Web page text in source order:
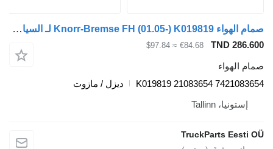
صمام الهواء Knorr-Bremse FH (01.05-) K019819 لـ السيارات القاطرة Volvo FH12, FH16, NH12, FH, VNL780 (1993-2014)
TND
€84.68
≈ $97.84
K019819 21083654
ديزل / مازوت
TruckParts